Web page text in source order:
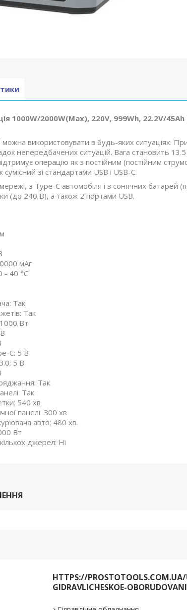
1000W/2000W(Max), 220V, 999Wh, 22.2V/45Ah
можна використовувати в будь-яких ситуаціях.
непередбачених ситуацій. Вага становить 13.5
операцію як з постійним (постійним
зі стандартами USB і USB-C.
з Туре-C автомобіля і з сонячних батарей
(до 240 B), a також 2 портами USB.
мАг
- 40 °C
Так
Так
Вт
C: 5 B
5 B
Так
Так
540 хв
панелі: З00 хв
авто: 480 хв.
Вт
джерел: Ні
HTTPS://
GIDRAVLICHESKOE-